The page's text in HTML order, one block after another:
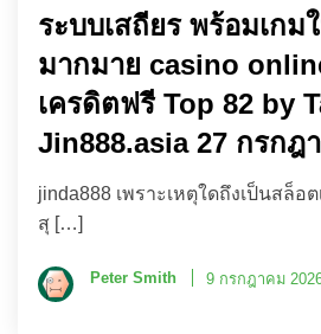
ระบบเสถียร พร้อมเกม
มากมาย casino
เครดิตฟรี Top 82 by
Jin888.asia 27 กรกฎ
jinda888 เพราะเหตุใดถึงเป็นสล็อ
สุ […]
Peter Smith 9 กรกฎาคม